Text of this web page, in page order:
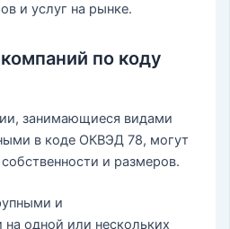
и услуг на рынке.
по коду
занимающиеся видами
в коде ОКВЭД 78, могут
и размеров.
и
одной или нескольких